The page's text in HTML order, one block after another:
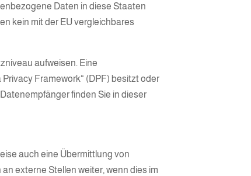
Daten in diese Staaten
kein mit der EU vergleichbares
aufweisen. Eine
Framework“ (DPF) besitzt oder
finden Sie in dieser
auch eine Übermittlung von
externe Stellen weiter, wenn dies im